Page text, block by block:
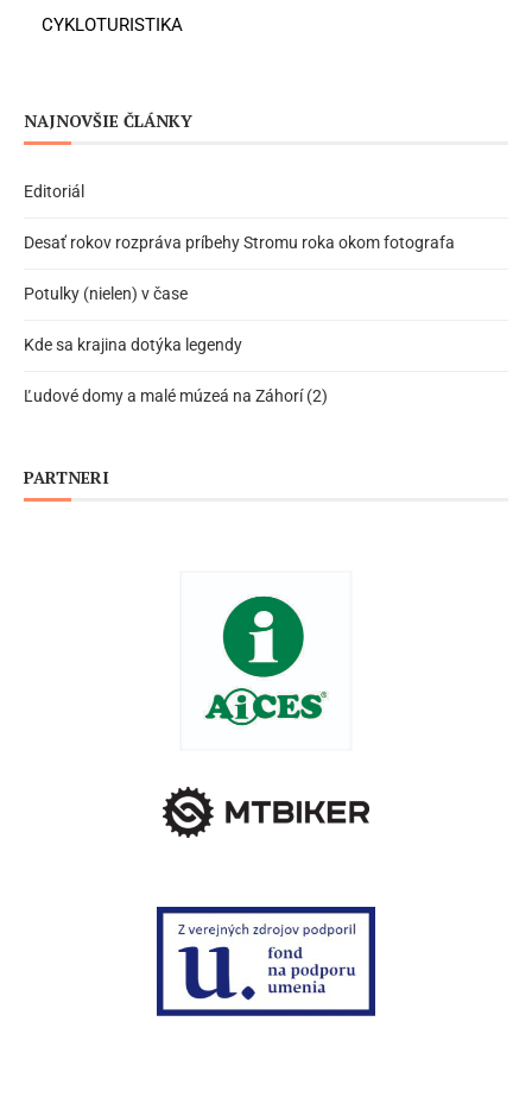
CYKLOTURISTIKA
NAJNOVŠIE ČLÁNKY
Editoriál
Desať rokov rozpráva príbehy Stromu roka okom fotografa
Potulky (nielen) v čase
Kde sa krajina dotýka legendy
Ľudové domy a malé múzeá na Záhorí (2)
PARTNERI